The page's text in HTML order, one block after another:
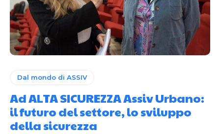
Dal mondo di ASSIV
Ad ALTA SICUREZZA Assiv Urbano:
il futuro del settore, lo sviluppo
della sicurezza